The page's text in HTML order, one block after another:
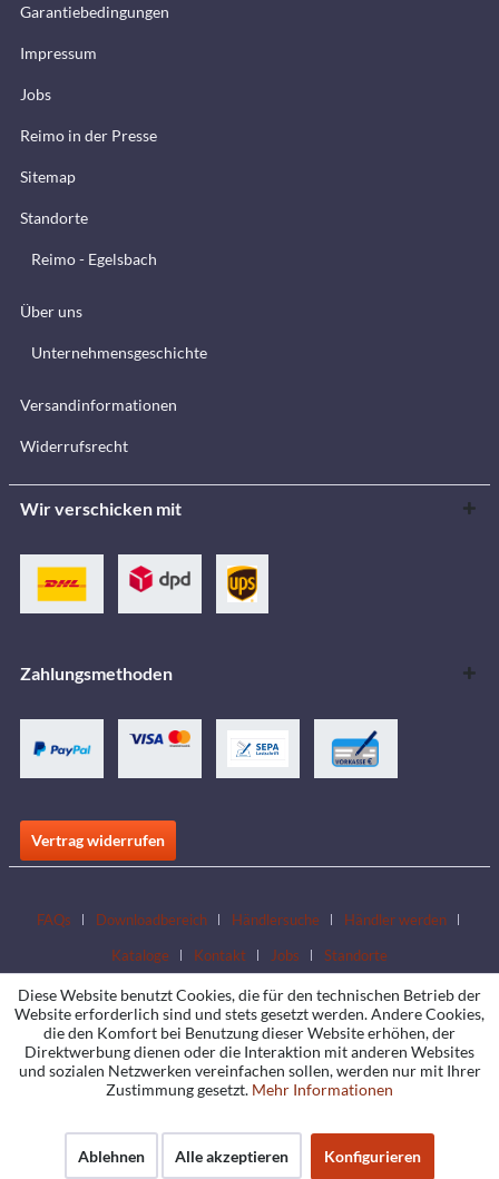
Garantiebedingungen
Impressum
Jobs
Reimo in der Presse
Sitemap
Standorte
Reimo - Egelsbach
Über uns
Unternehmensgeschichte
Versandinformationen
Widerrufsrecht
Wir verschicken mit
Zahlungsmethoden
Vertrag widerrufen
FAQs Downloadbereich Händlersuche
Händler werden
Kataloge
Kontakt Jobs Standorte
Diese Website benutzt Cookies, die für den technischen Betrieb der
Website erforderlich sind und stets gesetzt werden. Andere Cookies,
die den Komfort bei Benutzung dieser Website erhöhen, der
Direktwerbung dienen oder die Interaktion mit anderen Websites
und sozialen Netzwerken vereinfachen sollen, werden nur mit Ihrer
Zustimmung gesetzt. Mehr Informationen
Ablehnen Alle akzeptieren Konfigurieren